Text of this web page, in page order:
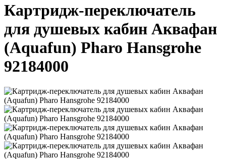
Картридж-переключатель
для душевых кабин Аквафан
(Aquafun) Pharo Hansgrohe
92184000